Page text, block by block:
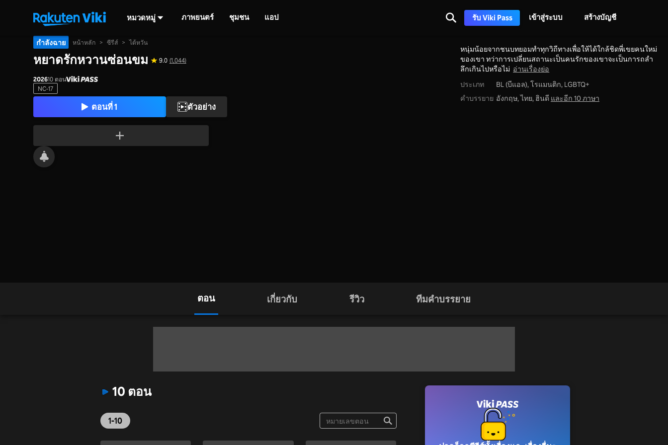
หมวดหมู่ ภาพยนตร์ ชุมชน แอป รับ Viki Pass เข้าสู่ระบบ สร้างบัญชี
กำลังฉาย หน้าหลัก > ซีรีส์ > ไต้หวัน
หยาดรักหวานซ่อนขม 9.0 (1,044)
202610 ตอน
NC-17
ตอนที่ 1 ตัวอย่าง
หนุ่มน้อยจากชนบทยอมทำทุกวิถีทางเพื่อให้ได้ใกล้ชิดพี่เขยคนใหม่
ของเขา ทว่าการเปลี่ยนสถานะเป็นคนรักของเขาจะเป็นการถลำ
ลึกเกินไปหรือไม่ อ่านเรื่องย่อ
ประเภท
BL (บีแอล), โรแมนติก, LGBTQ+
คำบรรยาย อังกฤษ, ไทย, ฮินดี และอีก 10 ภาษา
ตอน เกี่ยวกับ รีวิว ทีมคำบรรยาย
10 ตอน
1-10